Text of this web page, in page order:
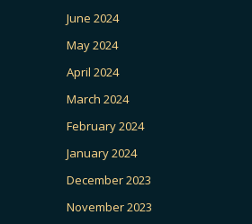
June 2024
May 2024
April 2024
March 2024
February 2024
January 2024
December 2023
November 2023